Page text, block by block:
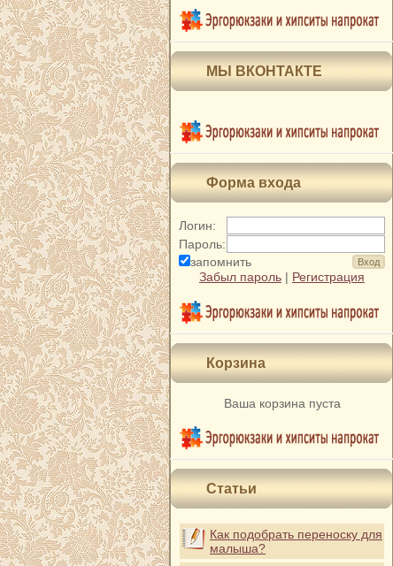
МЫ ВКОНТАКТЕ
Форма входа
Логин:
Пароль:
запомнить
Забыл пароль | Регистрация
Корзина
Ваша корзина пуста
Статьи
Как подобрать переноску для
малыша?